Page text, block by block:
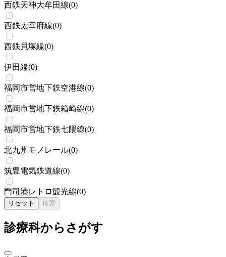
西鉄天神大牟田線(0)
西鉄太宰府線(0)
西鉄貝塚線(0)
伊田線(0)
福岡市営地下鉄空港線(0)
福岡市営地下鉄箱崎線(0)
福岡市営地下鉄七隈線(0)
北九州モノレール(0)
筑豊電気鉄道線(0)
門司港レトロ観光線(0)
リセット 検索
診療科からさがす